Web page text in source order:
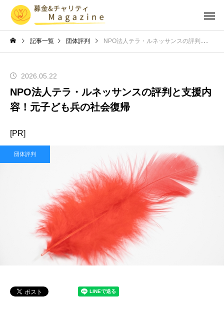
記事一覧 団体評判 NPO法人テラ・ルネッサンスの評判と支援内容！元子ども兵の社会復帰
2026.05.22
NPO法人テラ・ルネッサンスの評判と支援内
容！元子ども兵の社会復帰
[PR]
団体評判